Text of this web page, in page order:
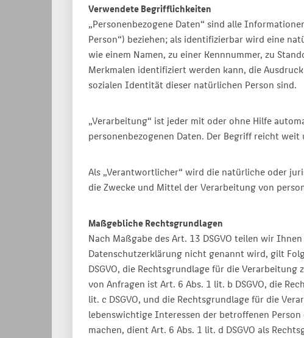
Verwendete Begrifflichkeiten
„Personenbezogene Daten“ sind alle
Person“) beziehen; als identifizierbar wird eine
wie einem Namen, zu einer Kennnummer, zu
Merkmalen identifiziert werden kann, die
sozialen Identität dieser natürlichen Person sind.
„Verarbeitung“ ist jeder mit oder ohne Hilfe
personenbezogenen Daten. Der Begriff reicht
Als „Verantwortlicher“ wird die natürliche oder
die Zwecke und Mittel der Verarbeitung von
Maßgebliche Rechtsgrundlagen
Nach Maßgabe des Art. 13 DSGVO teilen wir
Datenschutzerklärung nicht genannt wird, gilt
DSGVO, die Rechtsgrundlage für die
von Anfragen ist Art. 6 Abs. 1 lit. b DSGVO, die
lit. c DSGVO, und die Rechtsgrundlage für die
lebenswichtige Interessen der betroffenen
machen, dient Art. 6 Abs. 1 lit. d DSGVO als